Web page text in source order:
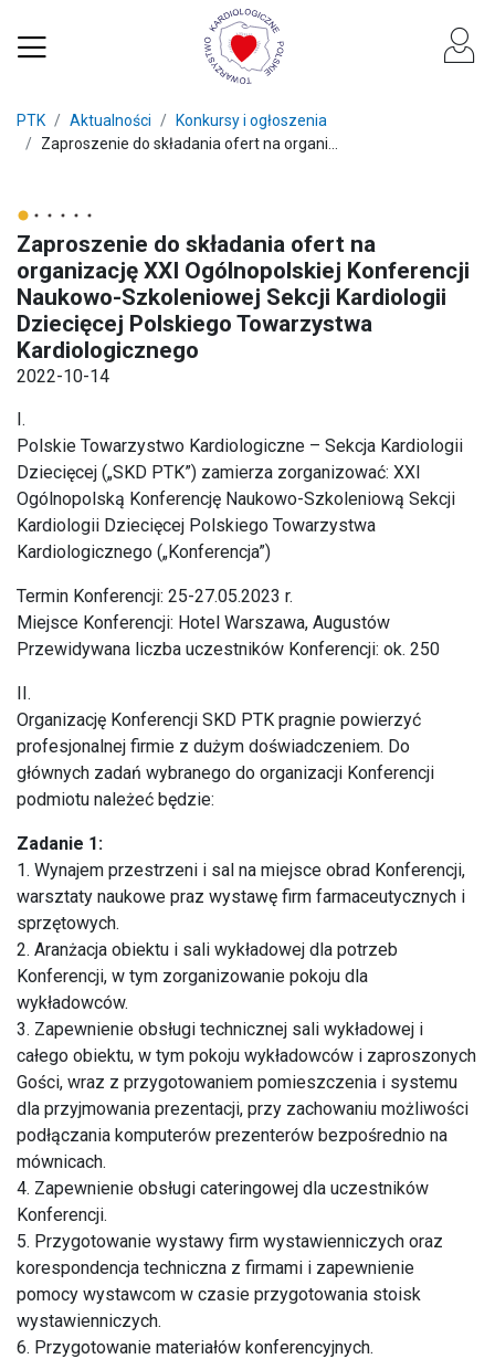
PTK Aktualności
Konkursy i ogłoszenia
Zaproszenie do składania ofert na organi...
Zaproszenie do składania ofert na
organizację XXI Ogólnopolskiej Konferencji
Naukowo-Szkoleniowej Sekcji Kardiologii
Dziecięcej Polskiego Towarzystwa
Kardiologicznego
2022-10-14
I.
Polskie Towarzystwo Kardiologiczne – Sekcja Kardiologii
Dziecięcej („SKD PTK”) zamierza zorganizować: XXI
Ogólnopolską Konferencję Naukowo-Szkoleniową Sekcji
Kardiologii Dziecięcej Polskiego Towarzystwa
Kardiologicznego („Konferencja”)
Termin Konferencji: 25-27.05.2023 r.
Miejsce Konferencji: Hotel Warszawa, Augustów
Przewidywana liczba uczestników Konferencji: ok. 250
II.
Organizację Konferencji SKD PTK pragnie powierzyć
profesjonalnej firmie z dużym doświadczeniem. Do
głównych zadań wybranego do organizacji Konferencji
podmiotu należeć będzie:
Zadanie 1:
1. Wynajem przestrzeni i sal na miejsce obrad Konferencji,
warsztaty naukowe praz wystawę firm farmaceutycznych i
sprzętowych.
2. Aranżacja obiektu i sali wykładowej dla potrzeb
Konferencji, w tym zorganizowanie pokoju dla
wykładowców.
3. Zapewnienie obsługi technicznej sali wykładowej i
całego obiektu, w tym pokoju wykładowców i zaproszonych
Gości, wraz z przygotowaniem pomieszczenia i systemu
dla przyjmowania prezentacji, przy zachowaniu możliwości
podłączania komputerów prezenterów bezpośrednio na
mównicach.
4. Zapewnienie obsługi cateringowej dla uczestników
Konferencji.
5. Przygotowanie wystawy firm wystawienniczych oraz
korespondencja techniczna z firmami i zapewnienie
pomocy wystawcom w czasie przygotowania stoisk
wystawienniczych.
6. Przygotowanie materiałów konferencyjnych.